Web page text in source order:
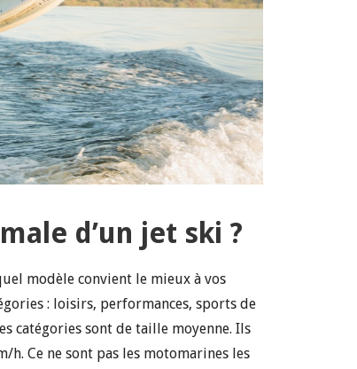
d’un jet ski ?
modèle convient le mieux à vos
: loisirs, performances, sports de
catégories sont de taille moyenne. Ils
Ce ne sont pas les motomarines les